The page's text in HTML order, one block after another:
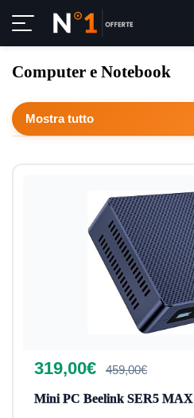
Computer e Notebook
Mostra tutto
319,00€ 459,00€
Mini PC Beelink SER5 MAX